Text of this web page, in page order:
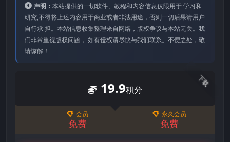
声明： 本站提供的⼀切软件、教程和内容信息仅限⽤于 学习和
研究,不得将上述内容⽤于商业或者⾮法⽤途，否则⼀切后果请⽤户
⾃⾏承 担。本站信息收集整理来⾃⽹络，版权争议与本站⽆关。我
们⾮常重视版权问题， 如有侵权请尽快与我们联系。不便之处，敬
请谅解！
下载
19.9积分
会员
免费
永久会员
免费